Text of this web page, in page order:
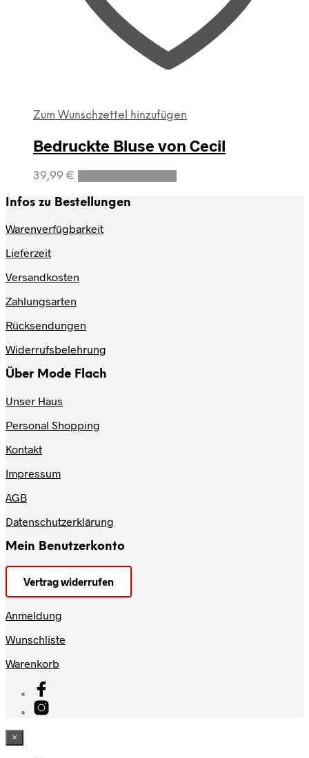
Zum Wunschzettel hinzufügen
Bedruckte Bluse von Cecil
39,99 €
Dieses
Infos zu Bestellungen
Warenverfügbarkeit
Lieferzeit
Versandkosten
Zahlungsarten
Rücksendungen
Widerrufsbelehrung
Über Mode Flach
Unser Haus
Personal Shopping
Kontakt
Impressum
AGB
Datenschutzerklärung
Mein Benutzerkonto
Vertrag widerrufen
Anmeldung
Wunschliste
Warenkorb
×